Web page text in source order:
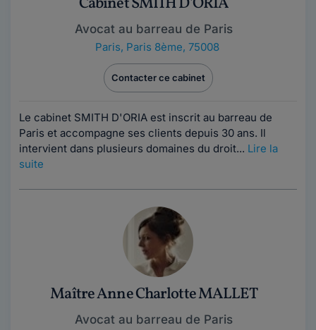
Avocat au barreau de Paris
Paris, Paris 8ème, 75008
Contacter ce cabinet
Le cabinet SMITH D'ORIA est inscrit au barreau de
Paris et accompagne ses clients depuis 30 ans. Il
intervient dans plusieurs domaines du droit... Lire la
suite
Maître Anne Charlotte MALLET
Avocat au barreau de Paris